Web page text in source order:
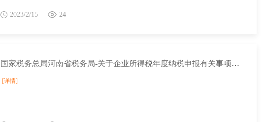
2023/2/15 24
国家税务总局河南省税务局-关于企业所得税年度纳税申报有关事项的公告
[详情]